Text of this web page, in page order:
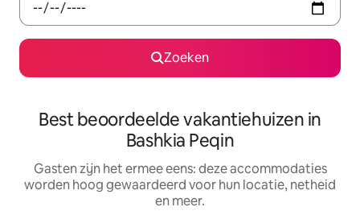
Zoeken
Best beoordeelde vakantiehuizen in
Bashkia Peqin
Gasten zijn het ermee eens: deze accommodaties
worden hoog gewaardeerd voor hun locatie, netheid
en meer.